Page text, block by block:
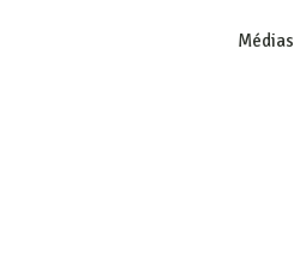
Médias